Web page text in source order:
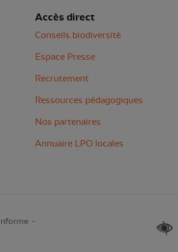
Accès direct
Conseils biodiversité
Espace Presse
Recrutement
Ressources pédagogiques
Nos partenaires
Annuaire LPO locales